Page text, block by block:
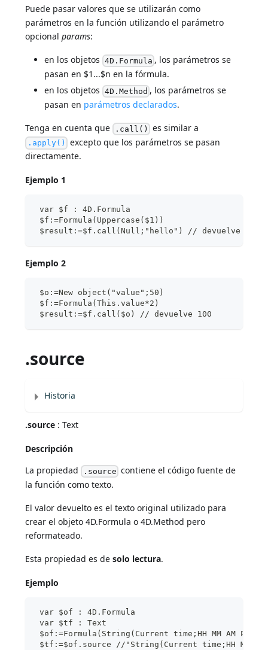
Puede pasar valores que se utilizarán como
parámetros en la función utilizando el parámetro
opcionalparams:
en los objetos 4D.Formula , los parámetros se
pasan en $1...$n en la fórmula.
en los objetos 4D.Method , los parámetros se
pasan en parámetros declarados.
Tenga en cuenta que .call() es similar a
.apply() excepto que los parámetros se pasan
directamente.
Ejemplo 1
var $f : 4D.Formula
$f:=Formula(Uppercase($1))
$result:=$f.call(Null;"hello") // devuelve
Ejemplo 2
$o:=New object("value";50)
$f:=Formula(This.value*2)
$result:=$f.call($o) // devuelve 100
.source
Historia
.source : Text
Descripción
La propiedad .source contiene el código fuente de
la función como texto.
El valor devuelto es el texto original utilizado para
crear el objeto 4D.Formula o 4D.Method pero
reformateado.
Esta propiedad es desolo lectura.
Ejemplo
var $of : 4D.Formula
var $tf : Text
$of:=Formula(String(Current time;HH MM AM PM))
$tf:=$of.source //"String(Current time;HH MM AM